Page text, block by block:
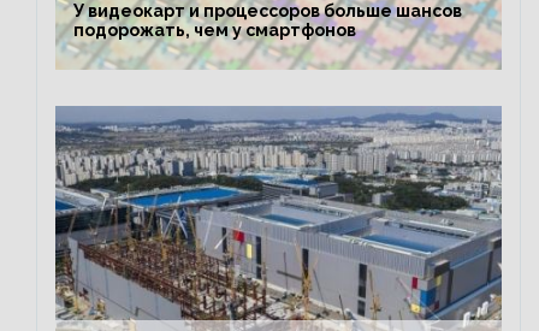
У видеокарт и процессоров больше шансов
подорожать, чем у смартфонов